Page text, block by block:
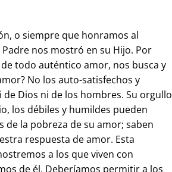
o siempre que honramos al
nos mostró en su Hijo. Por
todo auténtico amor, nos busca y
No los auto-satisfechos y
Dios ni de los hombres. Su orgullo
los débiles y humildes pueden
la pobreza de su amor; saben
respuesta de amor. Esta
a los que viven con
de él. Deberíamos permitir a los